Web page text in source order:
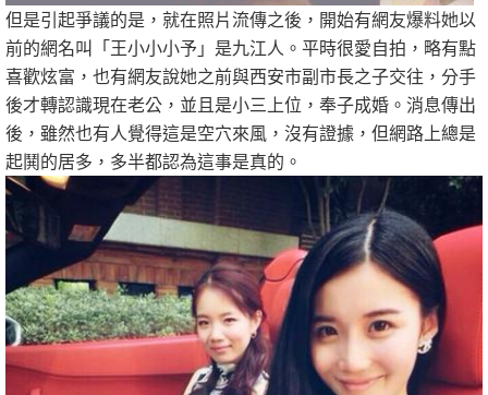
但是引起爭議的是，就在照片流傳之後，開始有網友爆料她以
前的網名叫「王小小小予」是九江人。平時很愛自拍，略有點
喜歡炫富，也有網友說她之前與西安市副市長之子交往，分手
後才轉認識現在老公，並且是小三上位，奉子成婚。消息傳出
後，雖然也有人覺得這是空穴來風，沒有證據，但網路上總是
起鬨的居多，多半都認為這事是真的。